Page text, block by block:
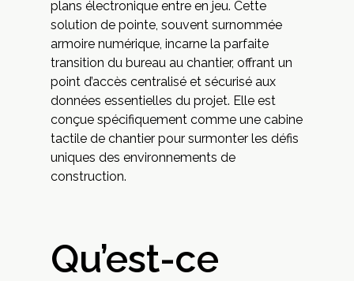
plans électronique entre en jeu. Cette
solution de pointe, souvent surnommée
armoire numérique, incarne la parfaite
transition du bureau au chantier, offrant un
point d’accès centralisé et sécurisé aux
données essentielles du projet. Elle est
conçue spécifiquement comme une cabine
tactile de chantier pour surmonter les défis
uniques des environnements de
construction.
Qu’est-ce